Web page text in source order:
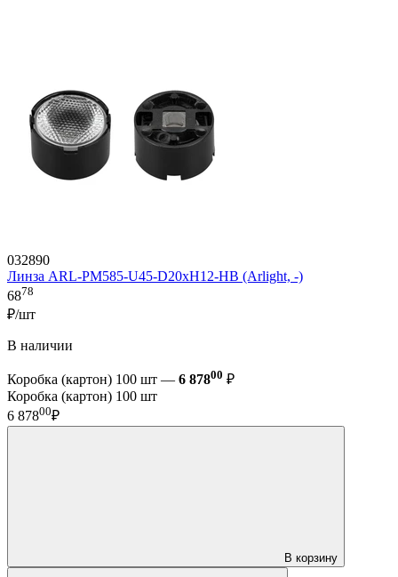
032890
Линза ARL-PM585-U45-D20xH12-HB (Arlight, -)
6878
₽/шт
В наличии
Коробка (картон) 100 шт — 6 87800 ₽
Коробка (картон) 100 шт
6 87800₽
В корзину